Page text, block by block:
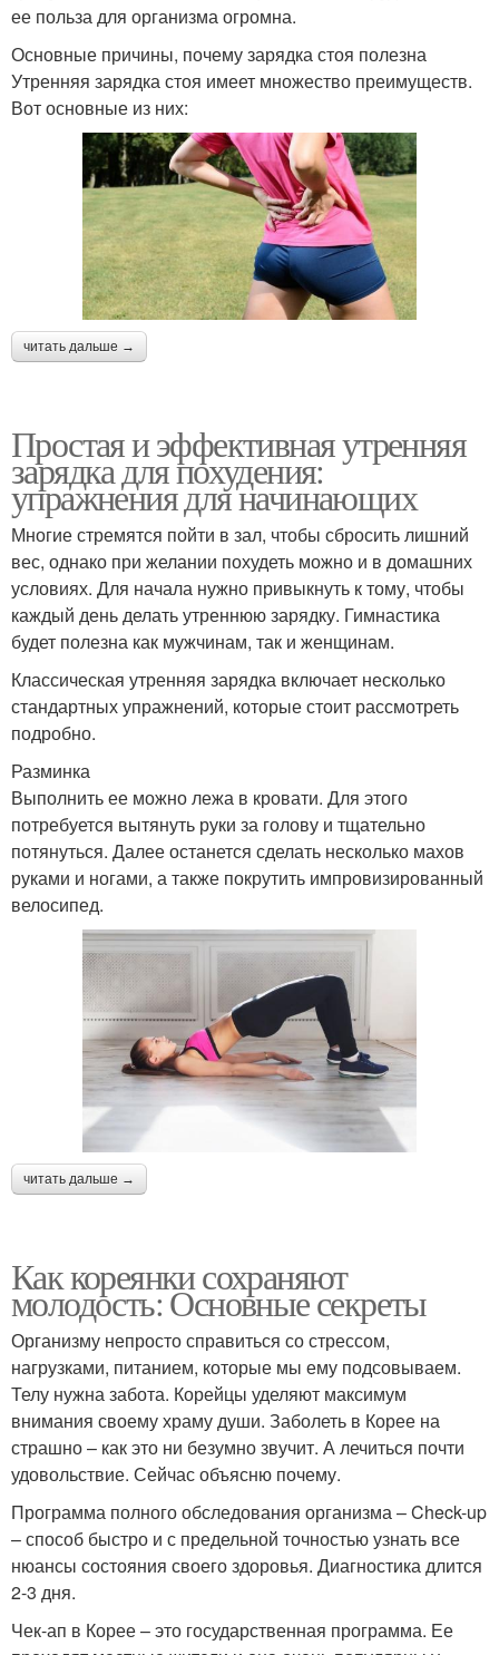
ее польза для организма огромна.
Основные причины, почему зарядка стоя полезна
Утренняя зарядка стоя имеет множество преимуществ.
Вот основные из них:
читать дальше →
Простая и эффективная утренняя
зарядка для похудения:
упражнения для начинающих
Многие стремятся пойти в зал, чтобы сбросить лишний
вес, однако при желании похудеть можно и в домашних
условиях. Для начала нужно привыкнуть к тому, чтобы
каждый день делать утреннюю зарядку. Гимнастика
будет полезна как мужчинам, так и женщинам.
Классическая утренняя зарядка включает несколько
стандартных упражнений, которые стоит рассмотреть
подробно.
Разминка
Выполнить ее можно лежа в кровати. Для этого
потребуется вытянуть руки за голову и тщательно
потянуться. Далее останется сделать несколько махов
руками и ногами, а также покрутить импровизированный
велосипед.
читать дальше →
Как кореянки сохраняют
молодость: Основные секреты
Организму непросто справиться со стрессом,
нагрузками, питанием, которые мы ему подсовываем.
Телу нужна забота. Корейцы уделяют максимум
внимания своему храму души. Заболеть в Корее на
страшно – как это ни безумно звучит. А лечиться почти
удовольствие. Сейчас объясню почему.
Программа полного обследования организма – Check-up
– способ быстро и с предельной точностью узнать все
нюансы состояния своего здоровья. Диагностика длится
2-3 дня.
Чек-ап в Корее – это государственная программа. Ее